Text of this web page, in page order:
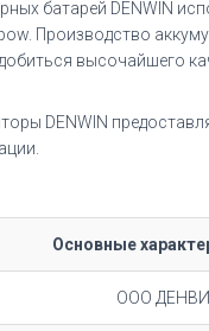
батарей DENWIN
Производство
высочайшего
DENWIN
Основные
ООО